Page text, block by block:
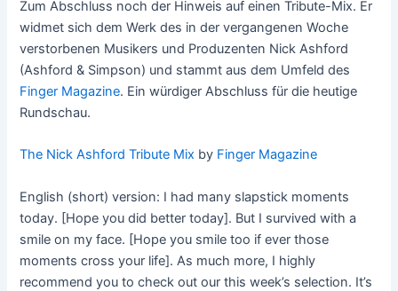
Zum Abschluss noch der Hinweis auf einen Tribute-Mix. Er
widmet sich dem Werk des in der vergangenen Woche
verstorbenen Musikers und Produzenten Nick Ashford
(Ashford & Simpson) und stammt aus dem Umfeld des
Finger Magazine. Ein würdiger Abschluss für die heutige
Rundschau.
The Nick Ashford Tribute Mix by Finger Magazine
English (short) version: I had many slapstick moments
today. [Hope you did better today]. But I survived with a
smile on my face. [Hope you smile too if ever those
moments cross your life]. As much more, I highly
recommend you to check out our this week’s selection. It’s